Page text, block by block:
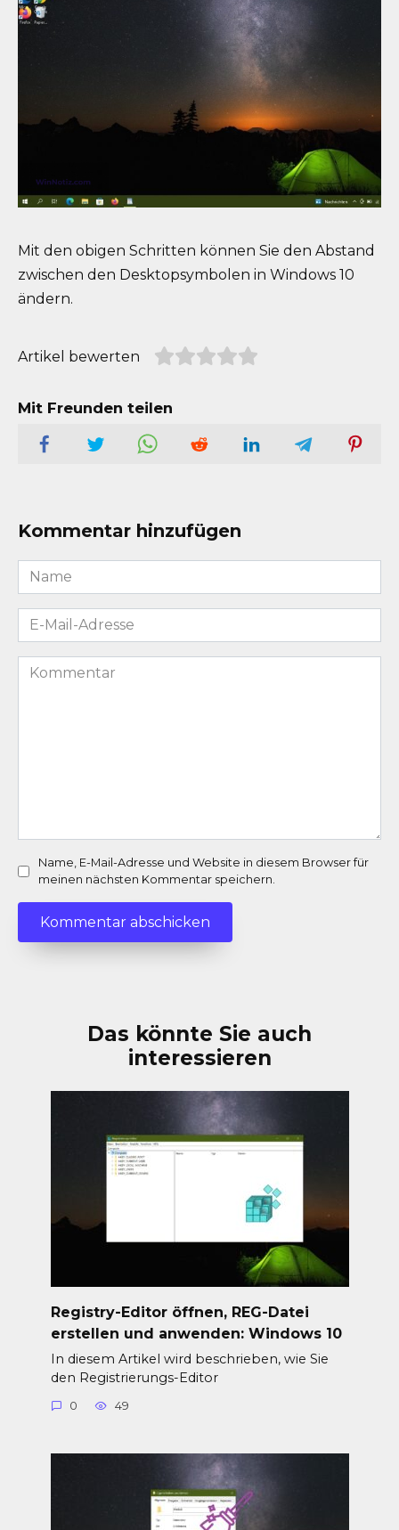
Mit den obigen Schritten können Sie den Abstand
zwischen den Desktopsymbolen in Windows 10
ändern.
Artikel bewerten
Mit Freunden teilen
Kommentar hinzufügen
Name
*
E-
Mail-
Adresse
Kommentar
Name, E-Mail-Adresse und Website in diesem Browser für
meinen nächsten Kommentar speichern.
Das könnte Sie auch
interessieren
Registry-Editor öffnen, REG-Datei
erstellen und anwenden: Windows 10
In diesem Artikel wird beschrieben, wie Sie
den Registrierungs-Editor
0 49